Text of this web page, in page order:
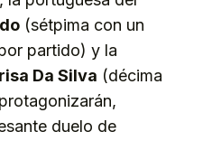
(sétpima con un
partido) y la
Da Silva (décima
duelo de